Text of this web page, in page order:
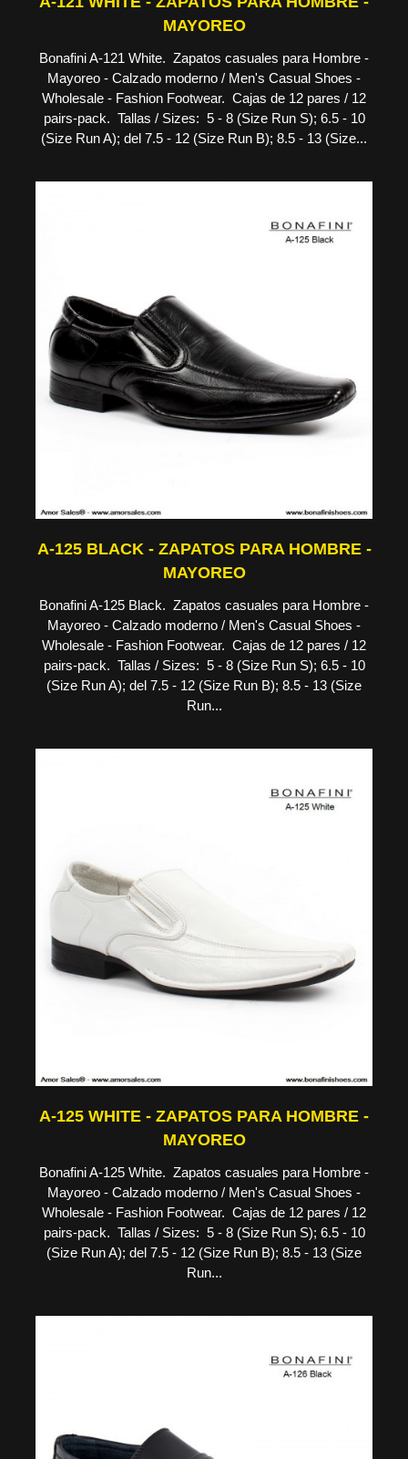
MAYOREO
Bonafini A-121 White. Zapatos casuales para Hombre -
Mayoreo - Calzado moderno / Men's Casual Shoes -
Wholesale - Fashion Footwear. Cajas de 12 pares / 12
pairs-pack. Tallas / Sizes: 5 - 8 (Size Run S); 6.5 - 10
(Size Run A); del 7.5 - 12 (Size Run B); 8.5 - 13 (Size...
A-125 BLACK - ZAPATOS PARA HOMBRE -
MAYOREO
Bonafini A-125 Black. Zapatos casuales para Hombre -
Mayoreo - Calzado moderno / Men's Casual Shoes -
Wholesale - Fashion Footwear. Cajas de 12 pares / 12
pairs-pack. Tallas / Sizes: 5 - 8 (Size Run S); 6.5 - 10
(Size Run A); del 7.5 - 12 (Size Run B); 8.5 - 13 (Size
Run...
A-125 WHITE - ZAPATOS PARA HOMBRE -
MAYOREO
Bonafini A-125 White. Zapatos casuales para Hombre -
Mayoreo - Calzado moderno / Men's Casual Shoes -
Wholesale - Fashion Footwear. Cajas de 12 pares / 12
pairs-pack. Tallas / Sizes: 5 - 8 (Size Run S); 6.5 - 10
(Size Run A); del 7.5 - 12 (Size Run B); 8.5 - 13 (Size
Run...